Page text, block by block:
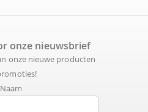
onze nieuwsbrief
onze nieuwe producten
Naam